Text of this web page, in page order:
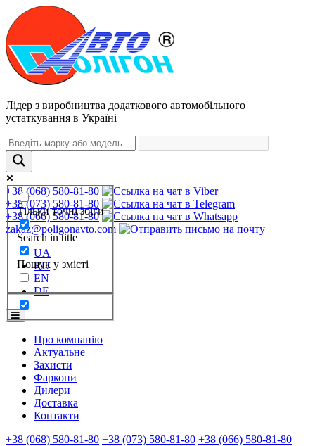
Лідер з виробництва додаткового автомобільного
устаткування в Україні
Тільки точні збіги
Search in title
Пошук у змісті
+38 (068) 580-81-80
+38 (073) 580-81-80
+38 (066) 580-81-80
zakaz@poligonavto.com
UA
RU
EN
DE
Про компанію
Актуальне
Захисти
Фаркопи
Дилери
Доставка
Контакти
+38 (068) 580-81-80 +38 (073) 580-81-80 +38 (066) 580-81-80